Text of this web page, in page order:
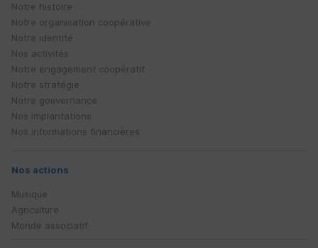
Notre histoire
Notre organisation coopérative
Notre identité
Nos activités
Notre engagement coopératif
Notre stratégie
Notre gouvernance
Nos implantations
Nos informations financières
Nos actions
Musique
Agriculture
Monde associatif